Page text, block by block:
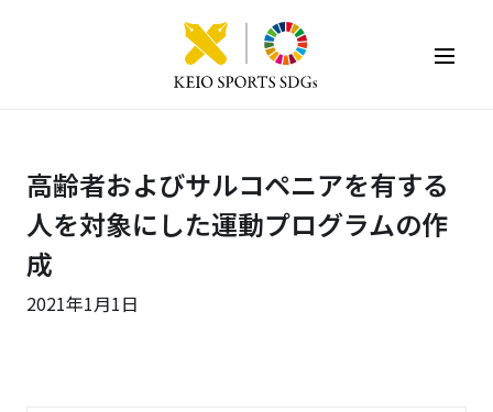
高齢者およびサルコペニアを有する
人を対象にした運動プログラムの作
成
2021年1月1日